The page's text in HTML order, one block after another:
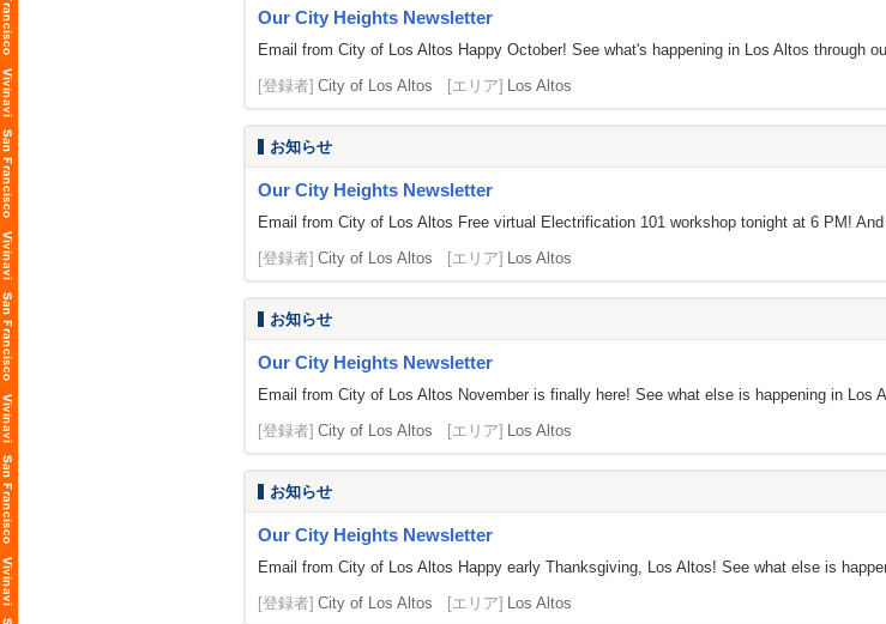
Our City Heights Newsletter
Email from City of Los Altos Happy October! See what's happening in Los Altos through
[登録者] City of Los Altos [エリア] Los Altos
お知らせ
Our City Heights Newsletter
Email from City of Los Altos Free virtual Electrification 101 workshop tonight at 6 PM!
[登録者] City of Los Altos [エリア] Los Altos
お知らせ
Our City Heights Newsletter
Email from City of Los Altos November is finally here! See what else is happening in
[登録者] City of Los Altos [エリア] Los Altos
お知らせ
Our City Heights Newsletter
Email from City of Los Altos Happy early Thanksgiving, Los Altos! See what else is
[登録者] City of Los Altos [エリア] Los Altos